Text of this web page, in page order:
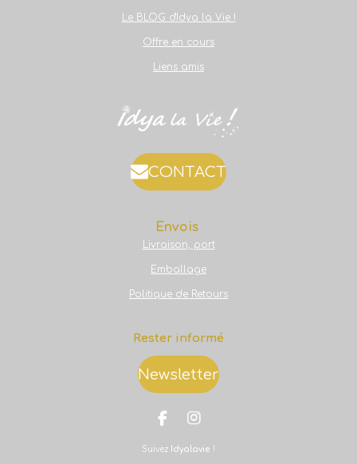
Le BLOG d'Idya la Vie !
Offre en cours
Liens amis
CONTACT
Envois
Livraison, port
Emballage
Politique de Retours
Rester informé
Newsletter
F
c
I
s
Suivez Idyalavie !